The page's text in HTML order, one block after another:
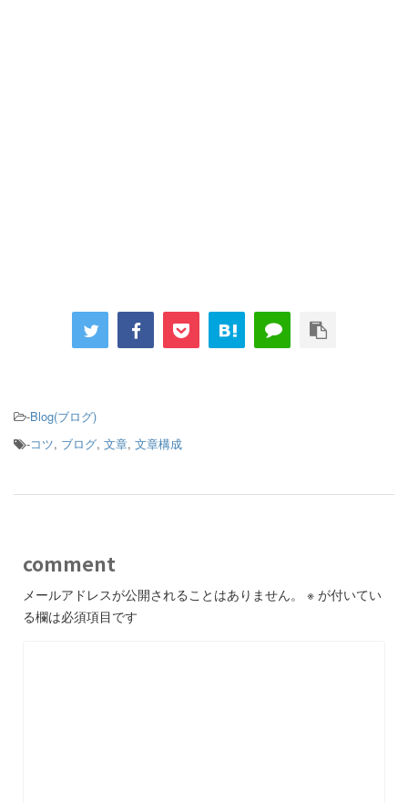
-Blog(ブログ)
-コツ, ブログ, 文章, 文章構成
comment
メールアドレスが公開されることはありません。 ※ が付いてい
る欄は必須項目です